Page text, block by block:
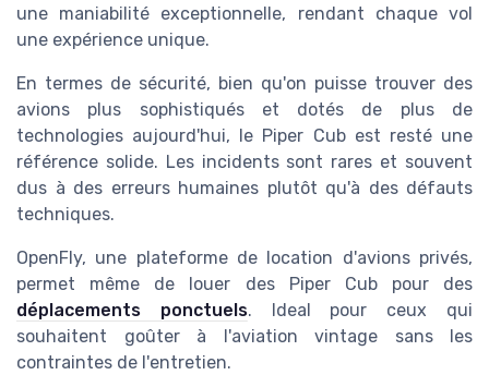
une maniabilité exceptionnelle, rendant chaque vol
une expérience unique.
En termes de sécurité, bien qu'on puisse trouver des
avions plus sophistiqués et dotés de plus de
technologies aujourd'hui, le Piper Cub est resté une
référence solide. Les incidents sont rares et souvent
dus à des erreurs humaines plutôt qu'à des défauts
techniques.
OpenFly, une plateforme de location d'avions privés,
permet même de louer des Piper Cub pour des
déplacements ponctuels. Ideal pour ceux qui
souhaitent goûter à l'aviation vintage sans les
contraintes de l'entretien.